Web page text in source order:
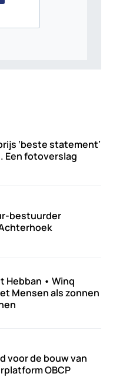
‘beste statement’
Een fotoverslag
bestuurder
Hebban • Winq
Mensen als zonnen
voor de bouw van
OBCP